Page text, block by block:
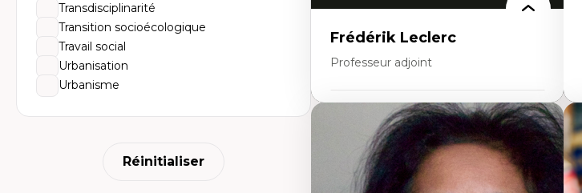
Transdisciplinarité
Transition socioécologique
Travail social
Urbanisation
Urbanisme
Réinitialiser
Frédérik Leclerc
Professeur adjoint
Expertises
Théories et pratiques de l’urbanisme
Urbanisme durable
Histoire de l’urbanisme
Théories sur la
territorialité/territorialisation